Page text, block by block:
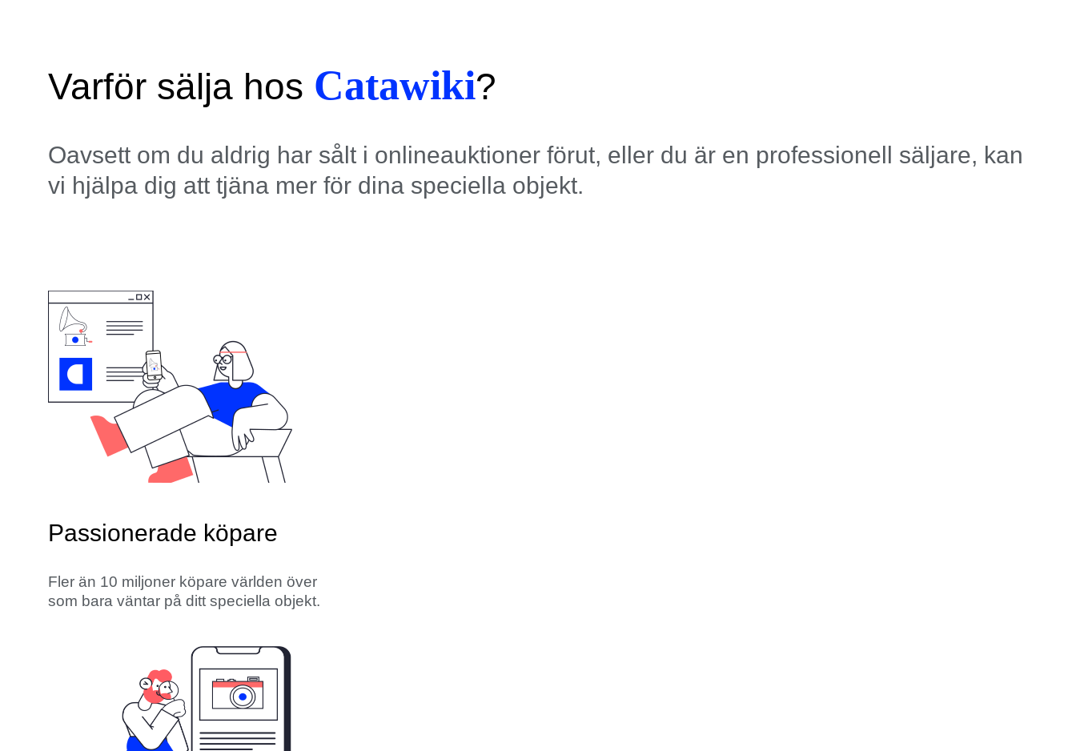
Varför sälja hos Catawiki?
Oavsett om du aldrig har sålt i onlineauktioner förut, eller du är en professionell säljare, kan
vi hjälpa dig att tjäna mer för dina speciella objekt.
Passionerade köpare
Fler än 10 miljoner köpare världen över
som bara väntar på ditt speciella objekt.